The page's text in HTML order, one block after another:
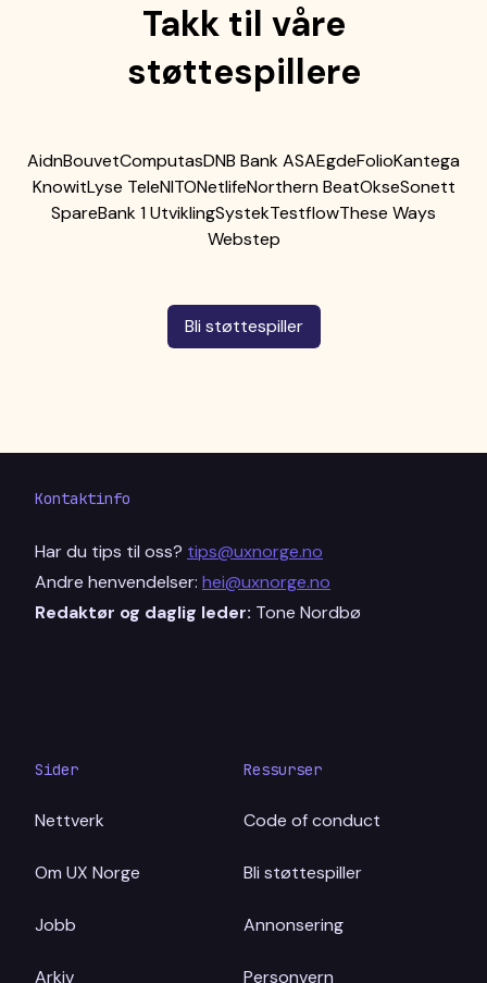
Takk til våre
støttespillere
AidnBouvetComputasDNB Bank ASAEgdeFolioKantega
KnowitLyse TeleNITONetlifeNorthern BeatOkseSonett
SpareBank 1 UtviklingSystekTestflowThese Ways
Webstep
Bli støttespiller
Kontaktinfo
Har du tips til oss? tips@uxnorge.no
Andre henvendelser: hei@uxnorge.no
Redaktør og daglig leder: Tone Nordbø
Sider
Nettverk
Om UX Norge
Jobb
Arkiv
Ressurser
Code of conduct
Bli støttespiller
Annonsering
Personvern